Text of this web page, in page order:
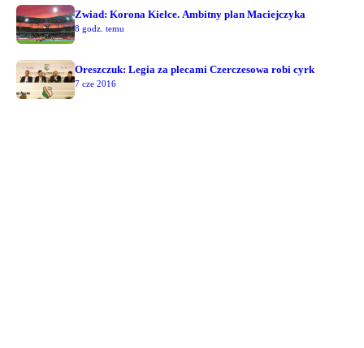
Zwiad: Korona Kielce. Ambitny plan Maciejczyka
8 godz. temu
Oreszczuk: Legia za plecami Czerczesowa robi cyrk
7 cze 2016